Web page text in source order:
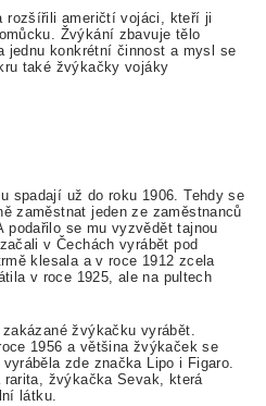
rozšířili američtí vojáci, kteří ji
Žvýkání zbavuje tělo
jednu konkrétní činnost a mysl se
také žvýkačky vojáky
spadají už do roku 1906. Tehdy se
zaměstnat jeden ze zaměstnanců
podařilo se mu vyzvědět tajnou
v Čechách vyrábět pod
klesala a v roce 1912 zcela
v roce 1925, ale na pultech
žvýkačku vyrábět.
1956 a většina žvýkaček se
zde značka Lipo i Figaro.
žvýkačka Sevak, která
látku.